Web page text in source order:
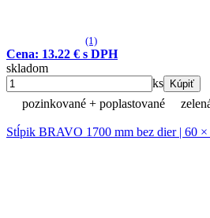
(1)
Cena: 13.22 € s DPH
skladom
ks
Kúpiť
pozinkované + poplastované
Stĺpik BRAVO 1700 mm bez dier | 60